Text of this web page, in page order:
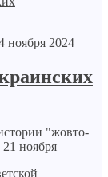
2024
"жовто-
ноября